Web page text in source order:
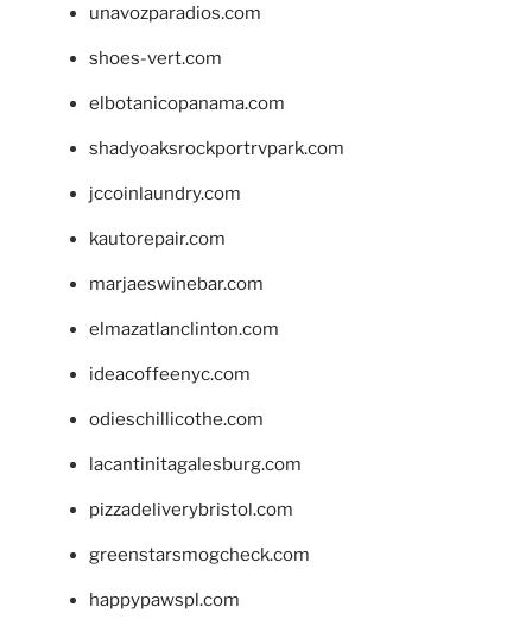
unavozparadios.com
shoes-vert.com
elbotanicopanama.com
shadyoaksrockportrvpark.com
jccoinlaundry.com
kautorepair.com
marjaeswinebar.com
elmazatlanclinton.com
ideacoffeenyc.com
odieschillicothe.com
lacantinitagalesburg.com
pizzadeliverybristol.com
greenstarsmogcheck.com
happypawspl.com